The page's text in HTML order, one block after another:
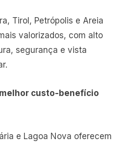
Tirol, Petrópolis e Areia
valorizados, com alto
segurança e vista
custo-benefício
e Lagoa Nova oferecem